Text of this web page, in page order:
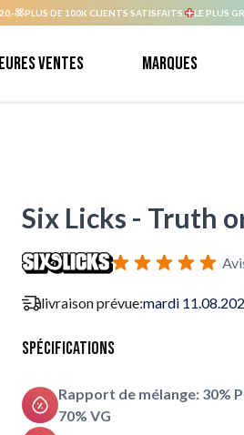
PLUS DE 100K CLIENTS SATISFAITS. LE PLUS
ventes Marques
Six Licks - Truth
livraison prévue:mardi
Spécifications
Rapport de mélange: 30%
70% VG